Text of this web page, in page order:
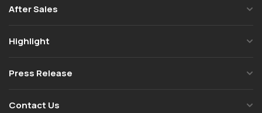
After Sales
Highlight
Press Release
Contact Us